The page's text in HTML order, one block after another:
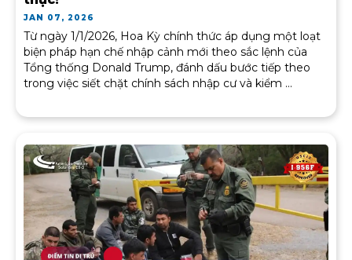
JAN 07, 2026
Từ ngày 1/1/2026, Hoa Kỳ chính thức áp dụng một loạt
biện pháp hạn chế nhập cảnh mới theo sắc lệnh của
Tổng thống Donald Trump, đánh dấu bước tiếp theo
trong việc siết chặt chính sách nhập cư và kiểm ...